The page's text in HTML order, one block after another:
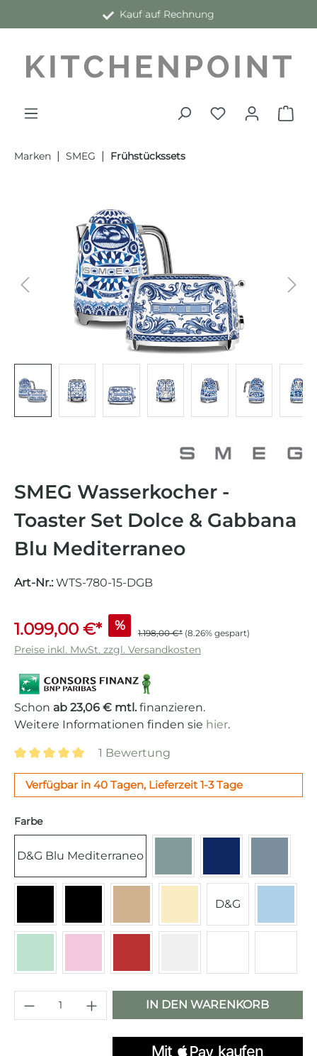
Kauf auf Rechnung
Marken | SMEG | Frühstückssets
Bildergalerie überspringen
SMEG Wasserkocher -
Toaster Set Dolce & Gabbana
Blu Mediterraneo
Art-Nr.: WTS-780-15-DGB
1.099,00 €* % 1.198,00 €* (8.26% gespart)
Preise inkl. MwSt. zzgl. Versandkosten
Schon ab 23,06 € mtl. finanzieren.
Weitere Informationen finden sie hier.
1 Bewertung
Verfügbar in 40 Tagen, Lieferzeit 1-3 Tage
Farbeauswählen
D&G Blu Mediterraneo
Champagner matt
Creme
D&G
Produkt Anzahl: Gib den
IN DEN WARENKORB